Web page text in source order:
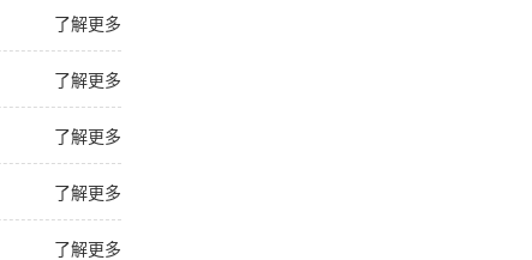
了解更多
了解更多
了解更多
了解更多
了解更多